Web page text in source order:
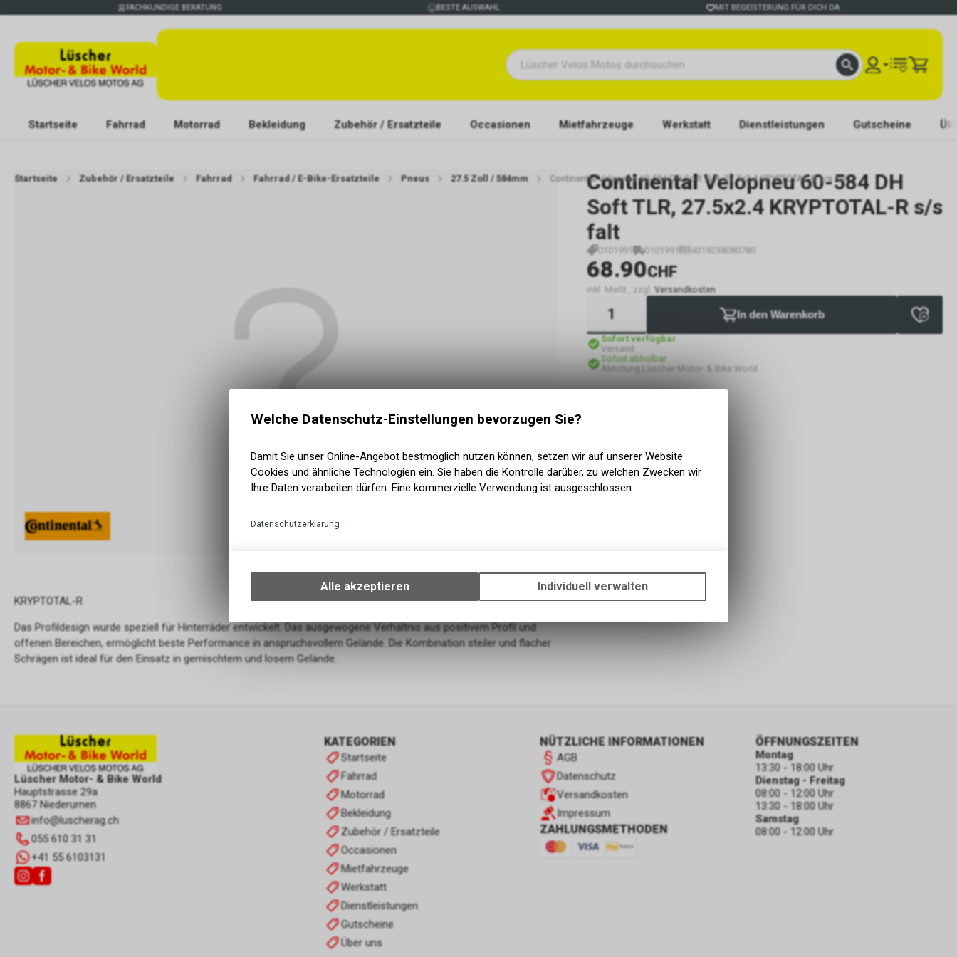
FACHKUNDIGE BERATUNG BESTE AUSWAHL MIT BEGEISTERUNG FÜR DICH DA
Startseite Fahrrad Motorrad Bekleidung Zubehör / Ersatzteile Occasionen Mietfahrzeuge Werkstatt Dienstleistungen Gutscheine
Startseite Zubehör / Ersatzteile Fahrrad Fahrrad / E-Bike-Ersatzteile Pneus 27.5 Zoll / 584mm Continental Velopneu 60-584 DH Soft TLR, 27.5x2.4 KRYPTOTAL-R s/s falt
Continental Velopneu 60-584 DH
Soft TLR, 27.5x2.4 KRYPTOTAL-R s/s
falt
0101991 0101991 4019238080780
68.90CHF
inkl. MwSt., zzgl. Versandkosten
In den Warenkorb
Sofort verfügbar
Versand
Sofort abholbar
Abholung Lüscher Motor- & Bike World
KRYPTOTAL-R
Das Profildesign wurde speziell für Hinterräder entwickelt. Das ausgewogene Verhältnis aus positivem Profil und
offenen Bereichen, ermöglicht beste Performance in anspruchsvollem Gelände. Die Kombination steiler und flacher
Schrägen ist ideal für den Einsatz in gemischtem und losem Gelände.
Lüscher Motor- & Bike World
Hauptstrasse 29a
8867 Niederurnen
info@luscherag.ch
055 610 31 31
+41 55 6103131
KATEGORIEN
Startseite
Fahrrad
Motorrad
Bekleidung
Zubehör / Ersatzteile
Occasionen
Mietfahrzeuge
Werkstatt
Dienstleistungen
Gutscheine
Über uns
NÜTZLICHE INFORMATIONEN
AGB
Datenschutz
Versandkosten
Impressum
ZAHLUNGSMETHODEN
ÖFFNUNGSZEITEN
Montag
13:30 - 18:00 Uhr
Dienstag - Freitag
08:00 - 12:00 Uhr
13:30 - 18:00 Uhr
Samstag
08:00 - 12:00 Uhr
Welche Datenschutz-Einstellungen bevorzugen Sie?
Damit Sie unser Online-Angebot bestmöglich nutzen können, setzen wir auf unserer Website
Cookies und ähnliche Technologien ein. Sie haben die Kontrolle darüber, zu welchen Zwecken wir
Ihre Daten verarbeiten dürfen. Eine kommerzielle Verwendung ist ausgeschlossen.
Datenschutzerklärung
Ihrem Gerät, um die grundlegenden Funktionen unseres Online-Angebots, wie die
Verwendung des Warenkorbs, zu ermöglichen. Bitte beachten Sie, dass die
zulassen.
Alle akzeptieren Individuell verwalten